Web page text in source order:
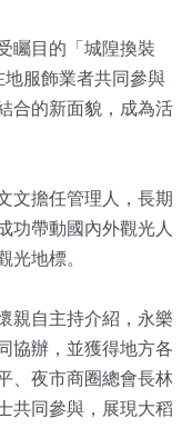
矚目的「城隍換裝
服飾業者共同參與
合的新面貌，成為活
文擔任管理人，長期
功帶動國內外觀光人
光地標。
親自主持介紹，永樂
協辦，並獲得地方各
、夜市商圈總會長林
共同參與，展現大稻